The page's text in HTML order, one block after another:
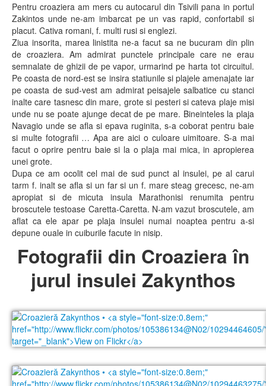
Pentru croaziera am mers cu autocarul din Tsivili pana in portul
Zakintos unde ne-am imbarcat pe un vas rapid, confortabil si
placut. Cativa romani, f. multi rusi si englezi.
Ziua insorita, marea linistita ne-a facut sa ne bucuram din plin
de croaziera. Am admirat punctele principale care ne erau
semnalate de ghizii de pe vapor, urmarind pe harta tot circuitul.
Pe coasta de nord-est se insira statiunile si plajele amenajate iar
pe coasta de sud-vest am admirat peisajele salbatice cu stanci
inalte care tasnesc din mare, grote si pesteri si cateva plaje misi
unde nu se poate ajunge decat de pe mare. Bineinteles la plaja
Navagio unde se afla si epava ruginita, s-a coborat pentru baie
si multe fotografii … Apa are aici o culoare uimitoare. S-a mai
facut o oprire pentru baie si la o plaja mai mica, in apropierea
unei grote.
Dupa ce am ocolit cel mai de sud punct al insulei, pe al carui
tarm f. inalt se afla si un far si un f. mare steag grecesc, ne-am
apropiat si de micuta insula Marathonisi renumita pentru
broscutele testoase Caretta-Caretta. N-am vazut broscutele, am
aflat ca ele apar pe plaja insulei numai noaptea pentru a-si
depune ouale in cuiburile facute in nisip.
Fotografii din Croaziera în
jurul insulei Zakynthos